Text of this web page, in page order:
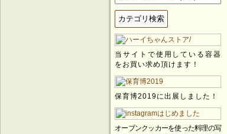
当サイトで使用している容器
をお買い求め頂けます！
保育博2019に出展しました！
オーブンクッカーを使った料理の写